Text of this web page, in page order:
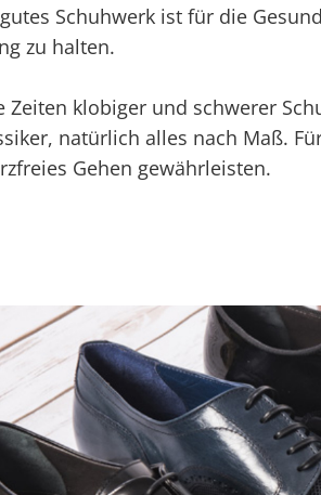
Schuhwerk ist für die
zu halten.
Zeiten klobiger und schwerer
natürlich alles nach Maß.
Gehen gewährleisten.